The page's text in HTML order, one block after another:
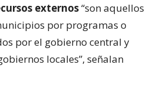
externos“son aquellos
por programas o
por el gobierno central y
locales”, señalan